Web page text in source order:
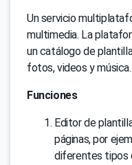
Un servicio
multimedia. La
un catálogo de
fotos, videos y música.
Funciones
Editor de
páginas, por
diferentes tipos